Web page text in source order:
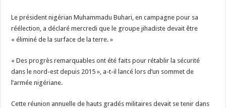
Le président nigérian Muhammadu Buhari, en campagne pour sa
réélection, a déclaré mercredi que le groupe jihadiste devait être
« éliminé de la surface de la terre. »
« Des progrès remarquables ont été faits pour rétablir la sécurité
dans le nord-est depuis 2015 », a-t-il lancé lors d’un sommet de
l’armée nigériane.
Cette réunion annuelle de hauts gradés militaires devait se tenir dans